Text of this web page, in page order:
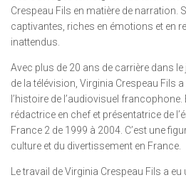
Crespeau Fils en matière de narration.
captivantes, riches en émotions et en
inattendus.
Avec plus de 20 ans de carrière dans
de la télévision, Virginia Crespeau Fils
l’histoire de l’audiovisuel
rédactrice en chef et présentatrice de
France 2 de 1999 à 2004. C’est une
culture et du divertissement en France.
Le travail de Virginia Crespeau Fils a